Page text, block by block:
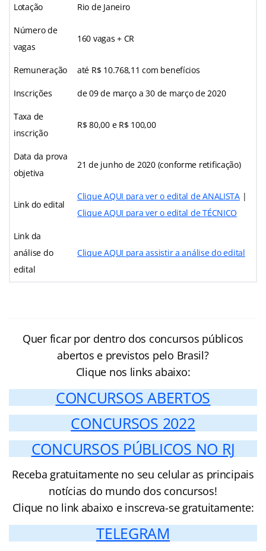
Lotação Rio de Janeiro
Número de
vagas
160 vagas + CR
Remuneração até R$ 10.768,11 com benefícios
Inscrições de 09 de março a 30 de março de 2020
Taxa de
inscrição
R$ 80,00 e R$ 100,00
Data da prova
objetiva
21 de junho de 2020 (conforme retificação)
Link do edital
Clique AQUI para ver o edital de ANALISTA|
Clique AQUI para ver o edital de TÉCNICO
Link da
análise do
edital
Clique AQUI para assistir a análise do edital
Quer ficar por dentro dos concursos públicos
abertos e previstos pelo Brasil?
Clique nos links abaixo:
CONCURSOS ABERTOS
CONCURSOS 2022
CONCURSOS PÚBLICOS NO RJ
Receba gratuitamente no seu celular as principais
notícias do mundo dos concursos!
Clique no link abaixo e inscreva-se gratuitamente:
TELEGRAM